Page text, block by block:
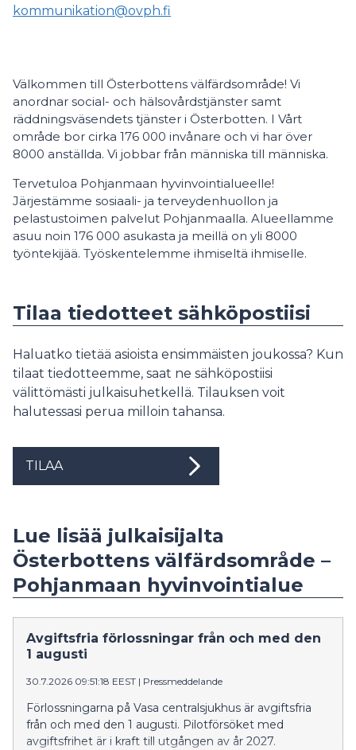
kommunikation@ovph.fi
Välkommen till Österbottens välfärdsområde! Vi
anordnar social- och hälsovårdstjänster samt
räddningsväsendets tjänster i Österbotten. I Vårt
område bor cirka 176 000 invånare och vi har över
8000 anställda. Vi jobbar från människa till människa.
Tervetuloa Pohjanmaan hyvinvointialueelle!
Järjestämme sosiaali- ja terveydenhuollon ja
pelastustoimen palvelut Pohjanmaalla. Alueellamme
asuu noin 176 000 asukasta ja meillä on yli 8000
työntekijää. Työskentelemme ihmiseltä ihmiselle.
Tilaa tiedotteet sähköpostiisi
Haluatko tietää asioista ensimmäisten joukossa? Kun
tilaat tiedotteemme, saat ne sähköpostiisi
välittömästi julkaisuhetkellä. Tilauksen voit
halutessasi perua milloin tahansa.
TILAA
Lue lisää julkaisijalta
Österbottens välfärdsområde –
Pohjanmaan hyvinvointialue
Avgiftsfria förlossningar från och med den
1 augusti
30.7.2026 09:51:18 EEST | Pressmeddelande
Förlossningarna på Vasa centralsjukhus är avgiftsfria
från och med den 1 augusti. Pilotförsöket med
avgiftsfrihet är i kraft till utgången av år 2027.